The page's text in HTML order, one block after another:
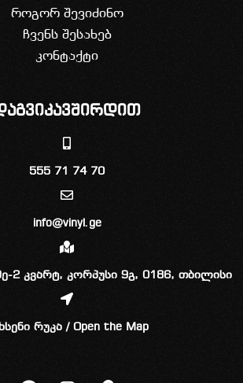
როგორ შევიძინო
ჩვენს შესახებ
კონტაქტი
555 71 74 70
info@vinyl.ge
2 კვარტ, კორპუსი 9გ, 0186, თბილისი
რუკა / Open the Map